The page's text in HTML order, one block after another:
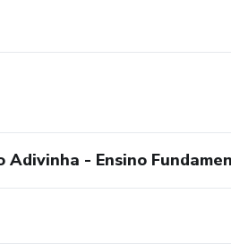
de novos passos.
- Ensino